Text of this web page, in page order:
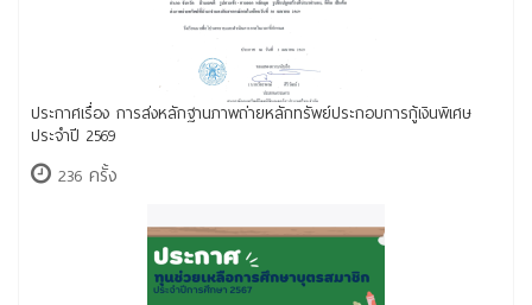
ประกาศเรื่อง การส่งหลักฐานภาพถ่ายหลักทรัพย์ประกอบการกู้เงินพิเศษ
ประจำปี 2569
236 ครั้ง